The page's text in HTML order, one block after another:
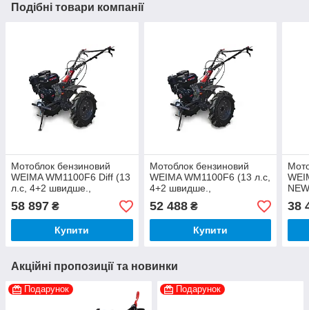
Подібні товари компанії
Мотоблок бензиновий
WEIMA WM1100F6 Diff (13
л.с, 4+2 швидше.,
диференціал, 5.00-12)
58 897 ₴
Купити
Мотоблок бензиновий
WEIMA WM1100F6 (13 л.с,
4+2 швидше.,
диференціал, 5.00-12)
52 488₴
Купити
38
Акційні пропозиції та новинки
Подарунок Подарунок